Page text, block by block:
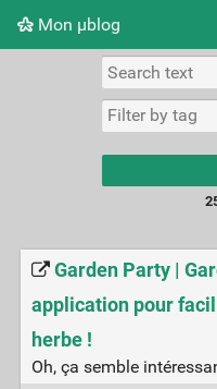
Mon μblog
Picture wall
Garden Party |
application pour
herbe !
Oh, ça semble